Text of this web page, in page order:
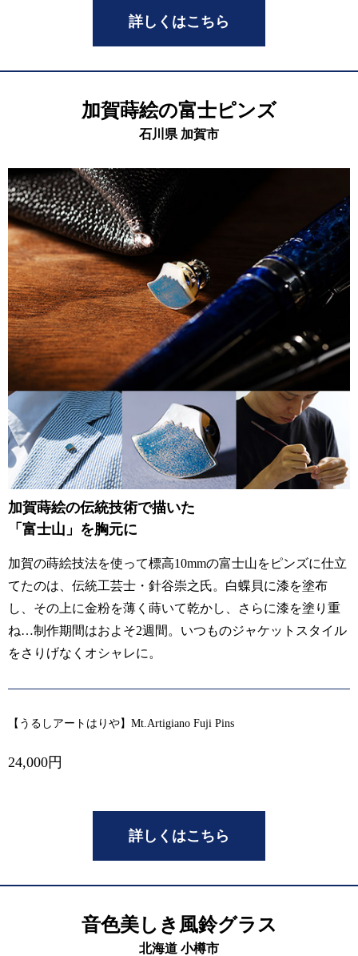
詳しくはこちら
加賀蒔絵の富士ピンズ
石川県 加賀市
加賀蒔絵の伝統技術で描いた
「富士山」を胸元に
加賀の蒔絵技法を使って標高10mmの富士山をピンズに仕立
てたのは、伝統工芸士・針谷崇之氏。白蝶貝に漆を塗布
し、その上に金粉を薄く蒔いて乾かし、さらに漆を塗り重
ね…制作期間はおよそ2週間。いつものジャケットスタイル
をさりげなくオシャレに。
【うるしアートはりや】Mt.Artigiano Fuji Pins
24,000円
詳しくはこちら
音色美しき風鈴グラス
北海道 小樽市